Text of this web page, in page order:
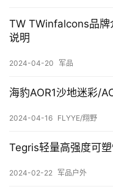
页
术
TW TWinfalcons品牌
说明
2024-04-20 军品
海豹AOR1沙地迷彩/
2024-04-16 FLYYE/翔野
Tegris轻量高强度可
2024-02-22 军品户外